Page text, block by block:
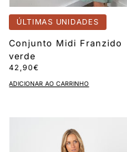
ÚLTIMAS UNIDADES
Conjunto Midi Franzido
verde
42,90€
ADICIONAR AO CARRINHO